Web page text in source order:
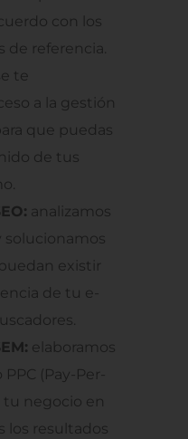
con los
de referencia.
te
a la gestión
que puedas
de tus
analizamos
solucionamos
existir
de tu e-
elaboramos
(Pay-Per-
tu negocio en
los resultados